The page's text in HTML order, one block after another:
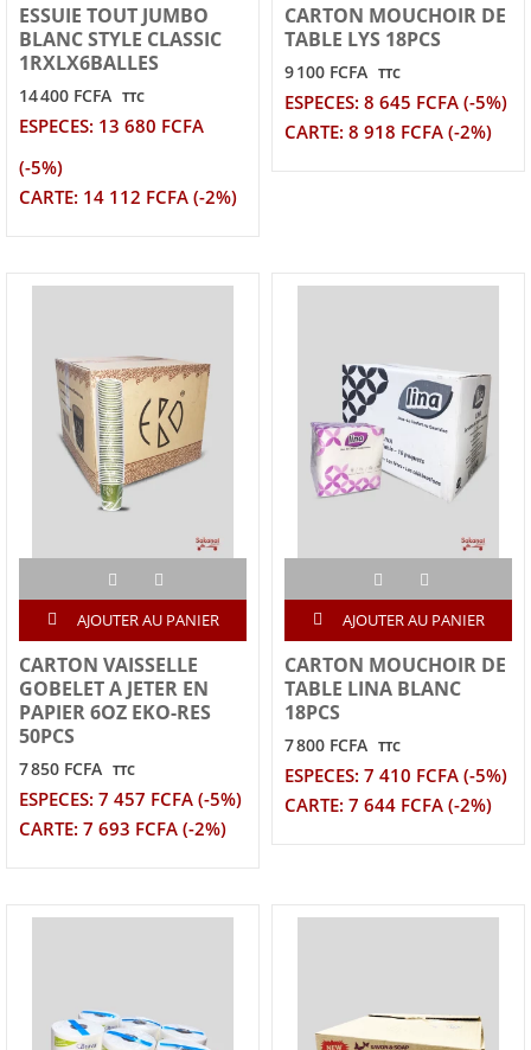
ESSUIE TOUT JUMBO
BLANC STYLE CLASSIC
1RXLX6BALLES
14 400 FCFA TTC
ESPECES: 13 680 FCFA
(-5%)
CARTE: 14 112 FCFA (-2%)
CARTON MOUCHOIR DE
TABLE LYS 18PCS
9 100 FCFA TTC
ESPECES: 8 645 FCFA (-5%)
CARTE: 8 918 FCFA (-2%)
AJOUTER AU PANIER
CARTON VAISSELLE
GOBELET A JETER EN
PAPIER 6OZ EKO-RES
50PCS
7 850 FCFA TTC
ESPECES: 7 457 FCFA (-5%)
CARTE: 7 693 FCFA (-2%)
AJOUTER AU PANIER
CARTON MOUCHOIR DE
TABLE LINA BLANC
18PCS
7 800 FCFA TTC
ESPECES: 7 410 FCFA (-5%)
CARTE: 7 644 FCFA (-2%)